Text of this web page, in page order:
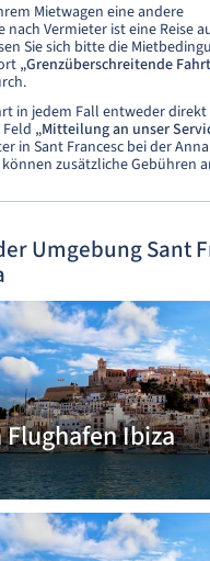
Mietwagen eine andere
nach Vermieter ist eine Reise
Sie sich bitte die
„Grenzüberschreitende
in jedem Fall entweder
„Mitteilung an unser
in Sant Francesc bei der
können zusätzliche Gebühren
Umgebung Sant
Ibiza